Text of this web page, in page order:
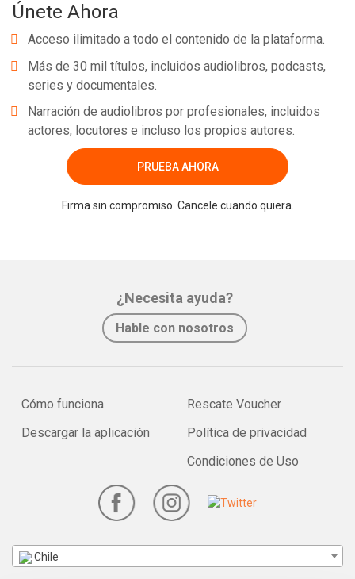
Únete Ahora
Acceso ilimitado a todo el contenido de la plataforma.
Más de 30 mil títulos, incluidos audiolibros, podcasts,
series y documentales.
Narración de audiolibros por profesionales, incluidos
actores, locutores e incluso los propios autores.
PRUEBA AHORA
Firma sin compromiso. Cancele cuando quiera.
¿Necesita ayuda?
Hable con nosotros
Cómo funciona
Descargar la aplicación
Rescate Voucher
Política de privacidad
Condiciones de Uso
Chile